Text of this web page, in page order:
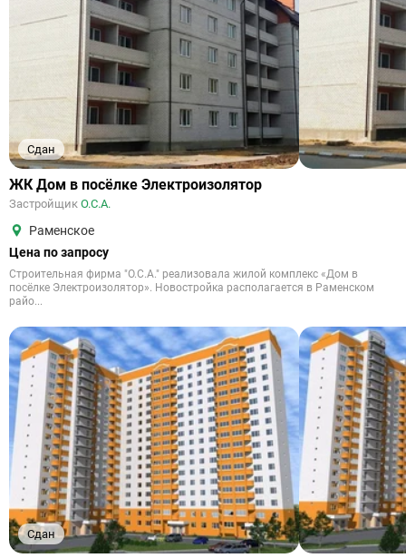
Сдан
ЖК Дом в посёлке Электроизолятор
Застройщик О.С.А.
Раменское
Цена по запросу
Строительная фирма "О.С.А." реализовала жилой комплекс «Дом в
посёлке Электроизолятор». Новостройка располагается в Раменском
райо...
Сдан